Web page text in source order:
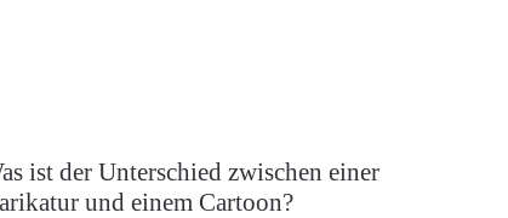
ist der Unterschied zwischen einer
und einem Cartoon?